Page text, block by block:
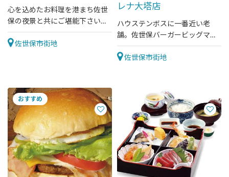
心を込めたお料理を港まち佐世
保の夜景と共にご堪能下さいま
せ。ご来店前にお電話下さい。
佐世保市街地
レナ大塔店
ハウステンボスに一番近い老
舗。佐世保バーガービッグマ
ン。お持ち帰りできます。
佐世保市街地